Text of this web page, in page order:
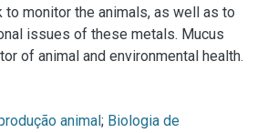
monitor the animals, as well as to
issues of these metals. Mucus
of animal and environmental health.
animal; Biologia de